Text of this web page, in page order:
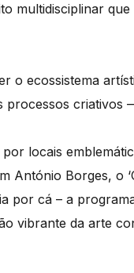
multidisciplinar
o ecossistema
criativos
por locais
António Borges, o
por cá – a
vibrante da arte